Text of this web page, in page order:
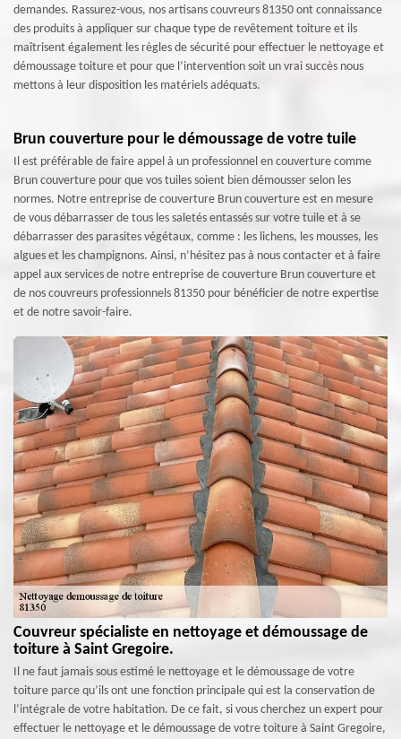
demandes. Rassurez-vous, nos artisans couvreurs 81350 ont connaissance
des produits à appliquer sur chaque type de revêtement toiture et ils
maîtrisent également les règles de sécurité pour effectuer le nettoyage et
démoussage toiture et pour que l’intervention soit un vrai succès nous
mettons à leur disposition les matériels adéquats.
Brun couverture pour le démoussage de votre tuile
Il est préférable de faire appel à un professionnel en couverture comme
Brun couverture pour que vos tuiles soient bien démousser selon les
normes. Notre entreprise de couverture Brun couverture est en mesure
de vous débarrasser de tous les saletés entassés sur votre tuile et à se
débarrasser des parasites végétaux, comme : les lichens, les mousses, les
algues et les champignons. Ainsi, n’hésitez pas à nous contacter et à faire
appel aux services de notre entreprise de couverture Brun couverture et
de nos couvreurs professionnels 81350 pour bénéficier de notre expertise
et de notre savoir-faire.
Couvreur spécialiste en nettoyage et démoussage de
toiture à Saint Gregoire.
Il ne faut jamais sous estimé le nettoyage et le démoussage de votre
toiture parce qu’ils ont une fonction principale qui est la conservation de
l’intégrale de votre habitation. De ce fait, si vous cherchez un expert pour
effectuer le nettoyage et le démoussage de votre toiture à Saint Gregoire,